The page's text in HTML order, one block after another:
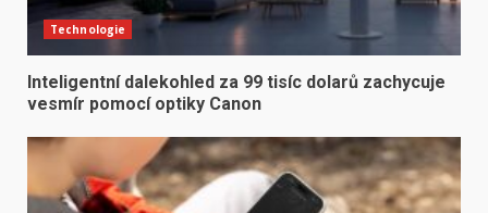
Technologie
Inteligentní dalekohled za 99 tisíc dolarů zachycuje
vesmír pomocí optiky Canon